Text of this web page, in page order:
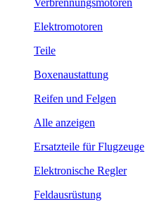
Verbrennungsmotoren
Elektromotoren
Teile
Boxenaustattung
Reifen und Felgen
Alle anzeigen
Ersatzteile für Flugzeuge
Elektronische Regler
Feldausrüstung